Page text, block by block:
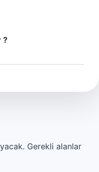
?
Gerekli alanlar